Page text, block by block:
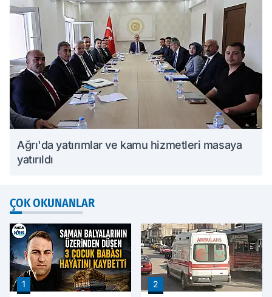
Ağrı'da yatırımlar ve kamu hizmetleri masaya
yatırıldı
ÇOK OKUNANLAR
1 2